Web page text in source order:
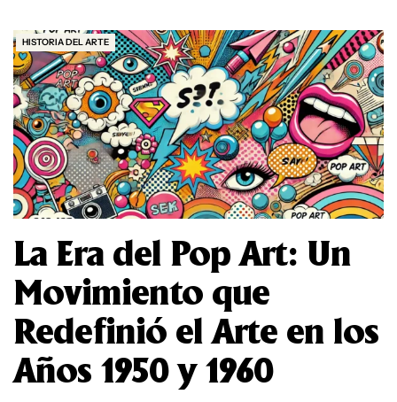
HISTORIA DEL ARTE
La Era del Pop Art: Un
Movimiento que
Redefinió el Arte en los
Años 1950 y 1960